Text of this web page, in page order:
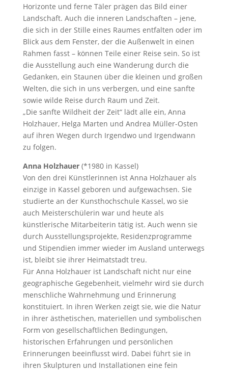
Horizonte und ferne Täler prägen das Bild einer
Landschaft. Auch die inneren Landschaften – jene,
die sich in der Stille eines Raumes entfalten oder im
Blick aus dem Fenster, der die Außenwelt in einen
Rahmen fasst – können Teile einer Reise sein. So ist
die Ausstellung auch eine Wanderung durch die
Gedanken, ein Staunen über die kleinen und großen
Welten, die sich in uns verbergen, und eine sanfte
sowie wilde Reise durch Raum und Zeit.
„Die sanfte Wildheit der Zeit“ lädt alle ein, Anna
Holzhauer, Helga Marten und Andrea Müller-Osten
auf ihren Wegen durch Irgendwo und Irgendwann
zu folgen.
Anna Holzhauer(*1980 in Kassel)
Von den drei Künstlerinnen ist Anna Holzhauer als
einzige in Kassel geboren und aufgewachsen. Sie
studierte an der Kunsthochschule Kassel, wo sie
auch Meisterschülerin war und heute als
künstlerische Mitarbeiterin tätig ist. Auch wenn sie
durch Ausstellungsprojekte, Residenzprogramme
und Stipendien immer wieder im Ausland unterwegs
ist, bleibt sie ihrer Heimatstadt treu.
Für Anna Holzhauer ist Landschaft nicht nur eine
geographische Gegebenheit, vielmehr wird sie durch
menschliche Wahrnehmung und Erinnerung
konstituiert. In ihren Werken zeigt sie, wie die Natur
in ihrer ästhetischen, materiellen und symbolischen
Form von gesellschaftlichen Bedingungen,
historischen Erfahrungen und persönlichen
Erinnerungen beeinflusst wird. Dabei führt sie in
ihren Skulpturen und Installationen eine fein